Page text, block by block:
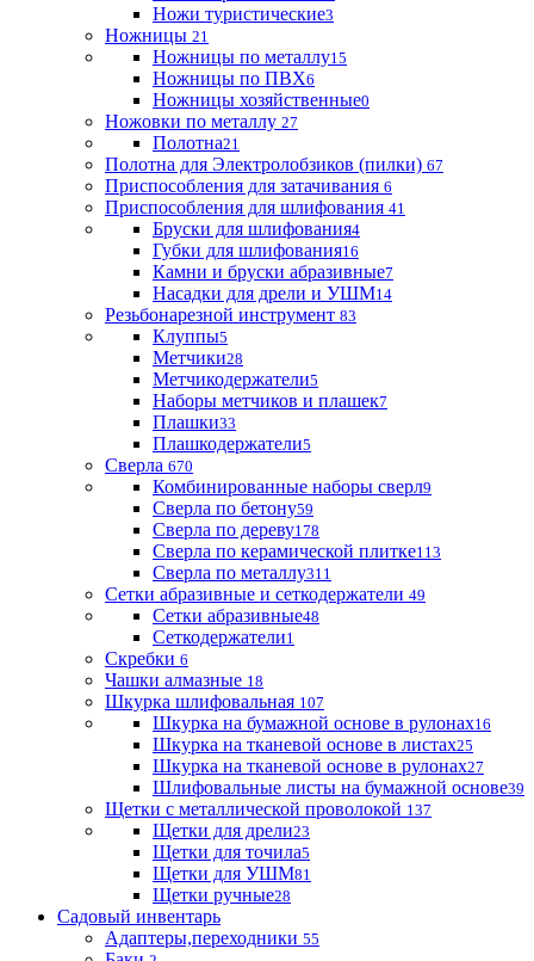
Ножи туристические3
Ножницы 21
Ножницы по металлу15
Ножницы по ПВХ6
Ножницы хозяйственные0
Ножовки по металлу 27
Полотна21
Полотна для Электролобзиков (пилки) 67
Приспособления для затачивания 6
Приспособления для шлифования 41
Бруски для шлифования4
Губки для шлифования16
Камни и бруски абразивные7
Насадки для дрели и УШМ14
Резьбонарезной инструмент 83
Клуппы5
Метчики28
Метчикодержатели5
Наборы метчиков и плашек7
Плашки33
Плашкодержатели5
Сверла 670
Комбинированные наборы сверл9
Сверла по бетону59
Сверла по дереву178
Сверла по керамической плитке113
Сверла по металлу311
Сетки абразивные и сеткодержатели 49
Сетки абразивные48
Сеткодержатели1
Скребки 6
Чашки алмазные 18
Шкурка шлифовальная 107
Шкурка на бумажной основе в рулонах16
Шкурка на тканевой основе в листах25
Шкурка на тканевой основе в рулонах27
Шлифовальные листы на бумажной основе39
Щетки с металлической проволокой 137
Щетки для дрели23
Щетки для точила5
Щетки для УШМ81
Щетки ручные28
Садовый инвентарь
Адаптеры,переходники 55